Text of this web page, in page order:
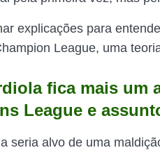
explicações para
League, uma
fica mais um
League e
seria alvo de uma